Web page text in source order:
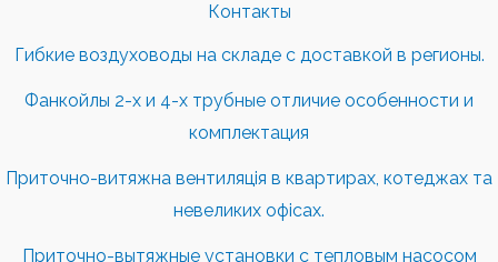
Контакты
Гибкие воздуховоды на складе с доставкой в регионы.
Фанкойлы 2-х и 4-х трубные отличие особенности и
комплектация
Приточно-витяжна вентиляція в квартирах, котеджах та
невеликих офісах.
Приточно-вытяжные установки с тепловым насосом